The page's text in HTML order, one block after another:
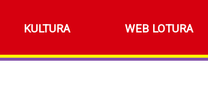
KULTURA WEB LOTURA